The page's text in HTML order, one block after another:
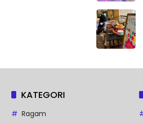
KATEGORI
Ragam